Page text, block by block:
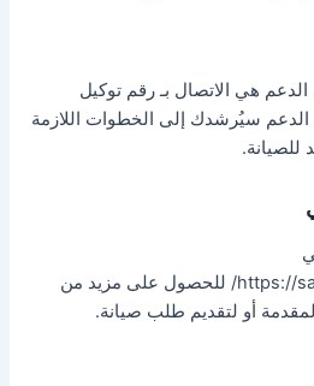
هي الاتصال بـ رقم توكيل
سيُرشدك إلى الخطوات اللازمة
للصيانة.
https://samsung.egyptagent.com/ للحصول على مزيد من
أو لتقديم طلب صيانة.